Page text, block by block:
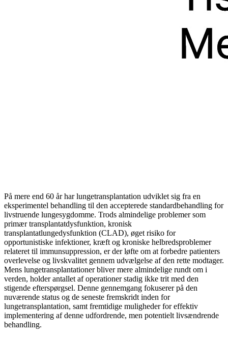
På mere end 60 år har lungetransplantation udviklet sig fra en
eksperimentel behandling til den accepterede standardbehandling for
livstruende lungesygdomme. Trods almindelige problemer som
primær transplantatdysfunktion, kronisk
transplantatlungedysfunktion (CLAD), øget risiko for
opportunistiske infektioner, kræft og kroniske helbredsproblemer
relateret til immunsuppression, er der løfte om at forbedre patienters
overlevelse og livskvalitet gennem udvælgelse af den rette modtager.
Mens lungetransplantationer bliver mere almindelige rundt om i
verden, holder antallet af operationer stadig ikke trit med den
stigende efterspørgsel. Denne gennemgang fokuserer på den
nuværende status og de seneste fremskridt inden for
lungetransplantation, samt fremtidige muligheder for effektiv
implementering af denne udfordrende, men potentielt livsændrende
behandling.